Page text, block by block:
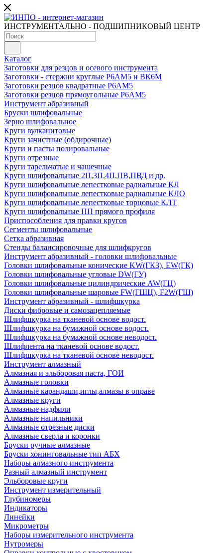
ИНСТРУМЕНТАЛЬНО - ПОДШИПНИКОВЫЙ ЦЕНТР
Каталог
Заготовки для резцов и осевого инструмента
Заготовки - стержни круглые Р6АМ5 и ВК6М
Заготовки резцов квадратные Р6АМ5
Заготовки резцов прямоугольные Р6АМ5
Инструмент абразивный
Бруски шлифовальные
Зерно шлифовальное
Круги вулканитовые
Круги зачистные (обдирочные)
Круги и пасты полировальные
Круги отрезные
Круги тарельчатые и чашечные
Круги шлифовальные 2П,3П,4П,ПВ,ПВД и др.
Круги шлифовальные лепестковые радиальные КЛ
Круги шлифовальные лепестковые радиальные КЛО
Круги шлифовальные лепестковые торцовые КЛТ
Круги шлифовальные ПП прямого профиля
Приспособления для правки кругов
Сегменты шлифовальные
Сетка абразивная
Стенды балансировочные для шлифкругов
Инструмент абразивный - головки шлифовальные
Головки шлифовальные конические KW(ГКЗ), EW(ГК)
Головки шлифовальные угловые DW(ГУ)
Головки шлифовальные цилиндрические AW(ГЦ)
Головки шлифовальные шаровые FW(ГШЦ), F2W(ГШ)
Инструмент абразивный - шлифшкурка
Диски фибровые и самозацепляемые
Шлифшкурка на тканевой основе водост.
Шлифшкурка на бумажной основе водост.
Шлифшкурка на бумажной основе неводост.
Шлифлента на тканевой основе водост.
Шлифшкурка на тканевой основе неводост.
Инструмент алмазный
Алмазная и эльборовая паста, ГОИ
Алмазные головки
Алмазные карандаши,иглы,алмазы в оправе
Алмазные круги
Алмазные надфили
Алмазные напильники
Алмазные отрезные диски
Алмазные сверла и коронки
Бруски ручные алмазные
Бруски хонинговальные тип АБХ
Наборы алмазного инструмента
Разный алмазный инструмент
Эльборовые круги
Инструмент измерительный
Глубиномеры
Индикаторы
Линейки
Микрометры
Наборы измерительного инструмента
Нутромеры